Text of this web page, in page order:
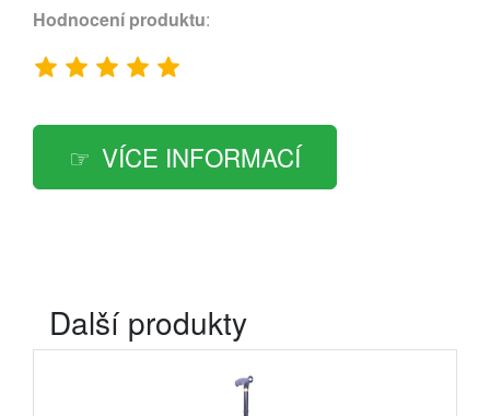
Hodnocení produktu:
VÍCE INFORMACÍ
Další produkty